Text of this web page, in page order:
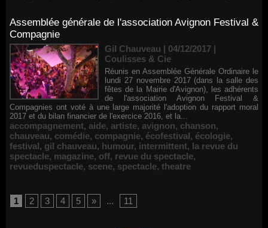
Assemblée générale de l'association Avignon Festival &
Compagnie
Gil Chauveau | 04/12/2017 |
Coulisses & Cie
Réunis en Assemblée Générale Ordinaire le
lundi 27 novembre 2017 (dans la salle des
fêtes de la Mairie d'Avignon), les adhérents
de l'association Avignon Festival &
Compagnies ont voté à une large majorité l'adoption du rapport moral
2017 et du bilan financier de l'exercice 2016, et la...
accompagnement, aide, artiste, avignon, chanson,
chauveau, comédie, compagnie, écofestival, écologie,
festival, gil chauveau, humour, intermittent, la revue du
spectacle, magazine, off, revue du spectacle,
revueduspectacle, scene, spectacle, theatre
1 2 3 4 5 » ... 11